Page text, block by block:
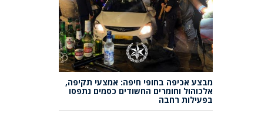
מבצע אכיפה בחופי חיפה: אמצעי תקיפה,
אלכוהול וחומרים החשודים כסמים נתפסו
בפעילות רחבה